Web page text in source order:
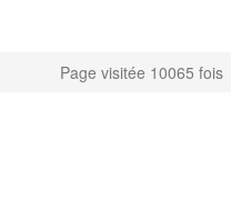
Page visitée 10065 fois